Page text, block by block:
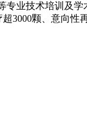
业技术培训及
3000颗、意向性